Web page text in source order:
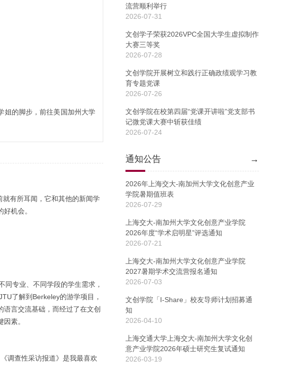
姐的脚步，前往美国加州大学
有所耳闻，它和其他的新闻学
机会。
专业、不同学段的学生需求，
了解到Berkeley的游学项目，
言交流基础，而经过了在文创
素。
调查性采访报道》是我最喜欢
流营顺利举行
2026-07-31
文创学子荣获2026VPC全国大学生虚拟制作
大赛三等奖
2026-07-28
文创学院开展树立和践行正确政绩观学习教
育专题党课
2026-07-26
文创学院在校第四届“党课开讲啦”党支部书
记微党课大赛中斩获佳绩
2026-07-24
通知公告 →
2026年上海交大-南加州大学文化创意产业
学院暑期值班表
2026-07-29
上海交大-南加州大学文化创意产业学院
2026年度“学术启明星”评选通知
2026-07-21
上海交大-南加州大学文化创意产业学院
2027暑期学术交流营报名通知
2026-07-03
文创学院「I-Share」校友导师计划招募通
知
2026-04-10
上海交通大学上海交大-南加州大学文化创
意产业学院2026年硕士研究生复试通知
2026-03-19